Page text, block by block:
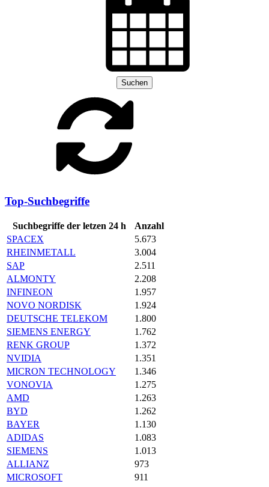
Suchen
Top-Suchbegriffe
Suchbegriffe der letzen 24 h
Anzahl
SPACEX
5.673
RHEINMETALL
3.004
SAP
2.511
ALMONTY
2.208
INFINEON
1.957
NOVO NORDISK
1.924
DEUTSCHE TELEKOM
1.800
SIEMENS ENERGY
1.762
RENK GROUP
1.372
NVIDIA
1.351
MICRON TECHNOLOGY
1.346
VONOVIA
1.275
AMD
1.263
BYD
1.262
BAYER
1.130
ADIDAS
1.083
SIEMENS
1.013
ALLIANZ
973
MICROSOFT
911